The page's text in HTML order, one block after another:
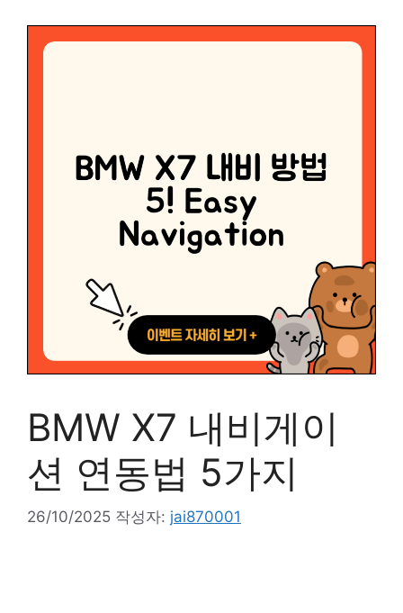
BMW X7 내비게이
션 연동법 5가지
26/10/2025 작성자: jai870001